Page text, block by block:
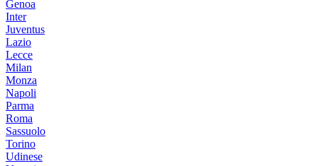
Genoa
Inter
Juventus
Lazio
Lecce
Milan
Monza
Napoli
Parma
Roma
Sassuolo
Torino
Udinese